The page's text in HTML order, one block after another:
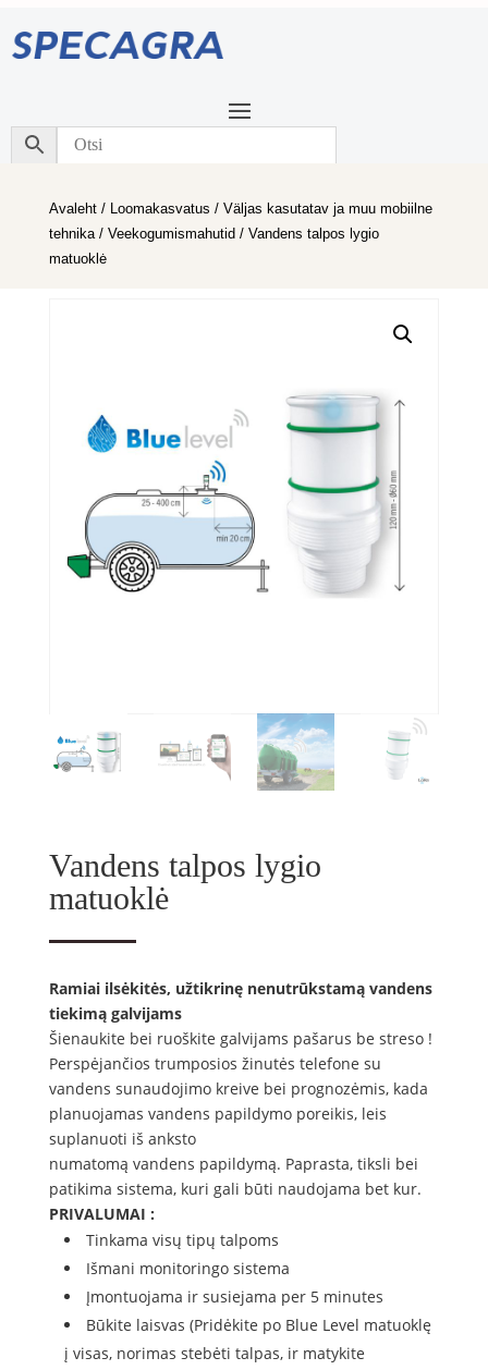
Avaleht/ Loomakasvatus / Väljas kasutatav ja muu mobiilne
tehnika/ Veekogumismahutid / Vandens talpos lygio
matuoklė
Vandens talpos lygio
matuoklė
Ramiai ilsėkitės, užtikrinę nenutrūkstamą vandens
tiekimą galvijams
Šienaukite bei ruoškite galvijams pašarus be streso !
Perspėjančios trumposios žinutės telefone su
vandens sunaudojimo kreive bei prognozėmis, kada
planuojamas vandens papildymo poreikis, leis
suplanuoti iš anksto
numatomą vandens papildymą. Paprasta, tiksli bei
patikima sistema, kuri gali būti naudojama bet kur.
PRIVALUMAI :
Tinkama visų tipų talpoms
Išmani monitoringo sistema
Įmontuojama ir susiejama per 5 minutes
Būkite laisvas (Pridėkite po Blue Level matuoklę
į visas, norimas stebėti talpas, ir matykite